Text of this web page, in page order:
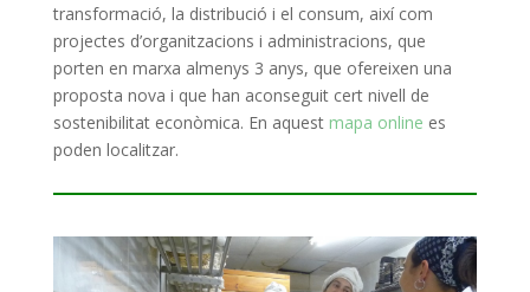
transformació, la distribució i el consum, així com
projectes d’organitzacions i administracions, que
porten en marxa almenys 3 anys, que ofereixen una
proposta nova i que han aconseguit cert nivell de
sostenibilitat econòmica. En aquest mapa online es
poden localitzar.